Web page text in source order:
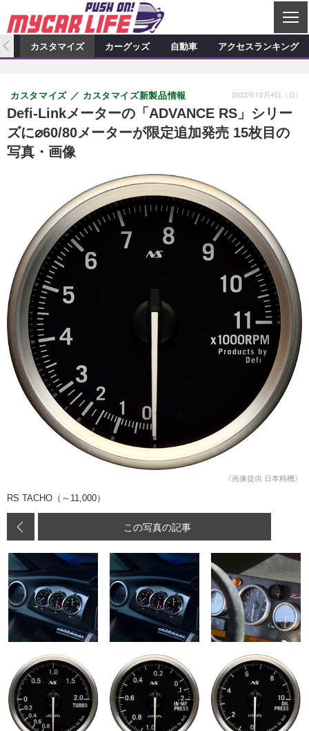
C
L
S
カーオーディオ
プロショップ検索
カーオーディオニュース デモカー製作記
その他
カスタマイズ特集記事 カスタマイズ新製品情報
カスタマイズニュース
カーグッズ
カーグッズ特集記事 カーグッズ新製品情報
カーグッズニュース
自動車
スクープ
カスタマイズ カーグッズ 自動車 アクセスランキング
Defi-Linkメーターの「ADVANCE RS」シリー
ズに⌀60/80メーターが限定追加発売 15枚目の
写真・画像
カスタマイズ カスタマイズ新製品情報 2022年12月4日（日）
《画像提供 日本精機》
RS TACHO（～11,000）
この写真の記事